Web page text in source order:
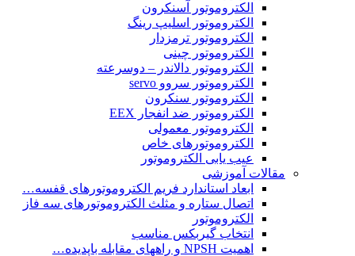
الکتروموتور آسنکرون
الکتروموتور اسلیپ رینگ
الکتروموتور ترمزدار
الکتروموتور چینی
الکتروموتور دالاندر – دوسرعته
الکتروموتور سروو servo
الکتروموتور سنکرون
الکتروموتور ضد انفجار EEX
الکتروموتور معمولی
الکتروموتورهای خاص
عیب یابی الکتروموتور
مقالات آموزشی
ابعاد استاندارد فریم الکتروموتورهای قفسه…
اتصال ستاره و مثلث الکتروموتورهای سه فاز
الکتروموتور
انتخاب گیربکس مناسب
اهمیت NPSH و راههای مقابله باپدیده…